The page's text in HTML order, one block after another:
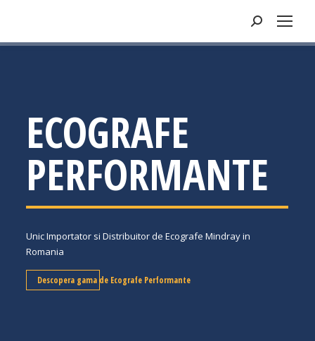
Search:
ECOGRAFE
PERFORMANTE
Unic Importator si Distribuitor de Ecografe Mindray in
Romania
Descopera gama de Ecografe Performante